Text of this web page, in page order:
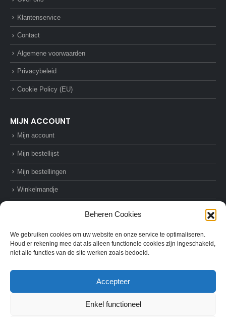
Beheren Cookies
We gebruiken cookies om uw website en onze service te optimaliseren.
Houd er rekening mee dat als alleen functionele cookies zijn ingeschakeld,
niet alle functies van de site werken zoals bedoeld.
Accepteer
Enkel functioneel
Klantenservice
Contact
Algemene voorwaarden
Privacybeleid
Cookie Policy (EU)
MIJN ACCOUNT
Mijn account
Mijn bestellijst
Mijn bestellingen
Winkelmandje